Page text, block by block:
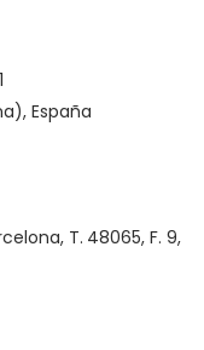
España
T. 48065, F. 9,